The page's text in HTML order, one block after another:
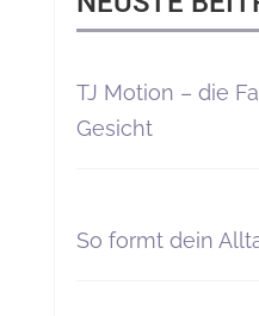
TJ Motion – die
Gesicht
So formt dein